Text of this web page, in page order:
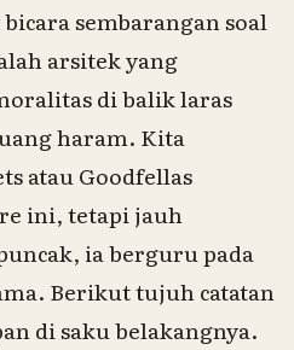
sembarangan soal
arsitek yang
di balik laras
haram. Kita
atauGoodfellas
ini, tetapi jauh
ia berguru pada
Berikut tujuh catatan
di saku belakangnya.